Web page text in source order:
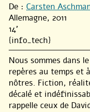
De : Carsten
Allemagne, 2011
14'
{info_tech}
Nous sommes dans
repères au temps et
nôtres. Fiction,
décalé et
rappelle ceux de